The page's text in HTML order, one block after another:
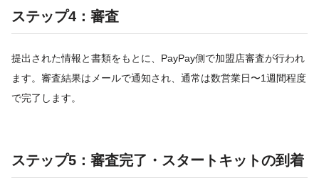
ステップ4：審査
提出された情報と書類をもとに、PayPay側で加盟店審査が行われ
ます。審査結果はメールで通知され、通常は数営業日〜1週間程度
で完了します。
ステップ5：審査完了・スタートキットの到着